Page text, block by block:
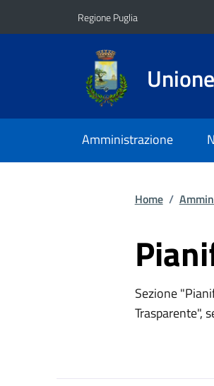
Regione Puglia
Amministrazione
Home /
Sezione
Trasparente",